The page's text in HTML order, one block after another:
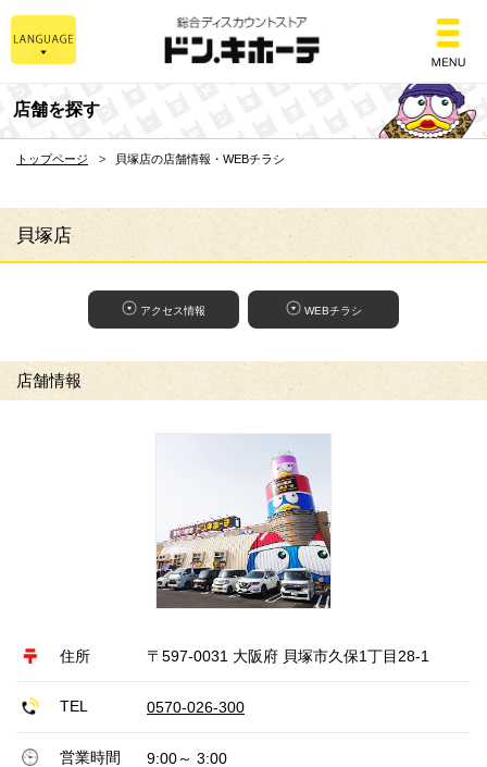
総合ディスカウント
店舗を探す
トップページ 貝塚店の店舗情報・WEBチラシ
貝塚店
アクセス情報 WEBチラシ
店舗情報
住所 〒597-0031 大阪府 貝塚市久保1丁目28-1
TEL 0570-026-300
営業時間 9:00～ 3:00